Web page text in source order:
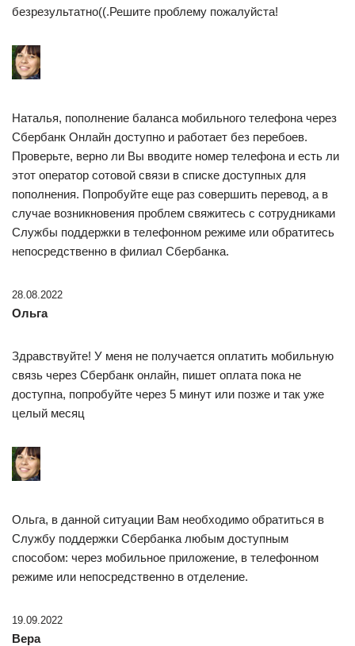
безрезультатно((.Решите проблему пожалуйста!
Наталья, пополнение баланса мобильного телефона через
Сбербанк Онлайн доступно и работает без перебоев.
Проверьте, верно ли Вы вводите номер телефона и есть ли
этот оператор сотовой связи в списке доступных для
пополнения. Попробуйте еще раз совершить перевод, а в
случае возникновения проблем свяжитесь с сотрудниками
Службы поддержки в телефонном режиме или обратитесь
непосредственно в филиал Сбербанка.
28.08.2022
Ольга
Здравствуйте! У меня не получается оплатить мобильную
связь через Сбербанк онлайн, пишет оплата пока не
доступна, попробуйте через 5 минут или позже и так уже
целый месяц
Ольга, в данной ситуации Вам необходимо обратиться в
Службу поддержки Сбербанка любым доступным
способом: через мобильное приложение, в телефонном
режиме или непосредственно в отделение.
19.09.2022
Вера